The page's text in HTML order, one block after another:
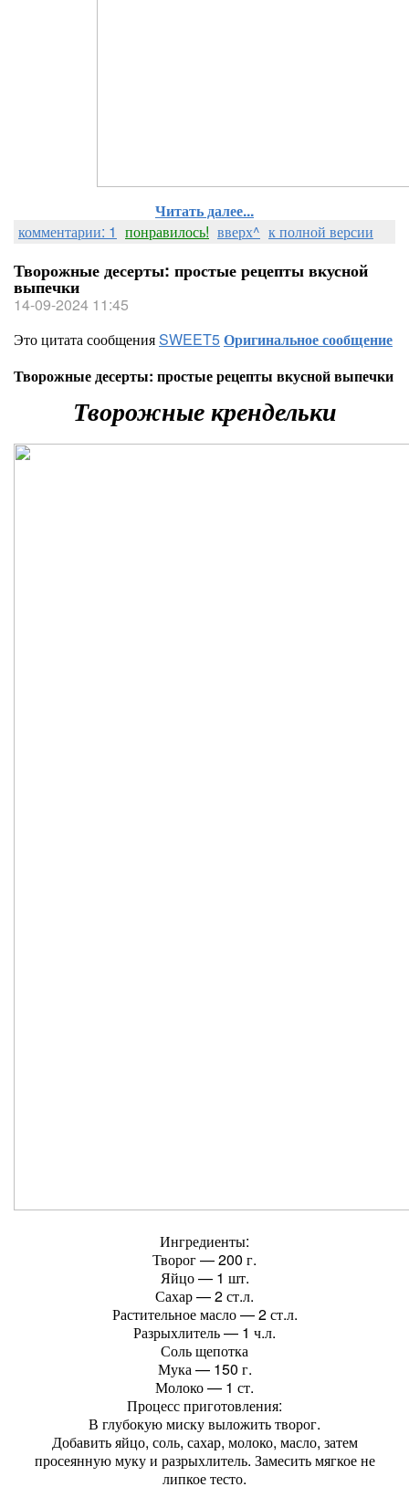
Читать далее...
комментарии: 1 понравилось! вверх^ к полной версии
Творожные десерты: простые рецепты вкусной
выпечки
14-09-2024 11:45
Это цитата сообщенияSWEET5Оригинальное сообщение
Творожные десерты: простые рецепты вкусной выпечки
Творожные крендельки
Ингредиенты:
Творог — 200 г.
Яйцо — 1 шт.
Сахар — 2 ст.л.
Растительное масло — 2 ст.л.
Разрыхлитель — 1 ч.л.
Соль щепотка
Мука — 150 г.
Молоко — 1 ст.
Процесс приготовления:
В глубокую миску выложить творог.
Добавить яйцо, соль, сахар, молоко, масло, затем
просеянную муку и разрыхлитель. Замесить мягкое не
липкое тесто.